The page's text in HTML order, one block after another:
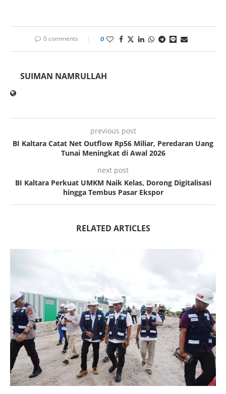
0 comments 0
SUIMAN NAMRULLAH
previous post
BI Kaltara Catat Net Outflow Rp56 Miliar, Peredaran Uang
Tunai Meningkat di Awal 2026
next post
BI Kaltara Perkuat UMKM Naik Kelas, Dorong Digitalisasi
hingga Tembus Pasar Ekspor
RELATED ARTICLES